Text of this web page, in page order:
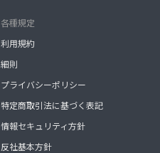
各種規定
利用規約
細則
プライバシーポリシー
特定商取引法に基づく表記
情報セキュリティ方針
反社基本方針